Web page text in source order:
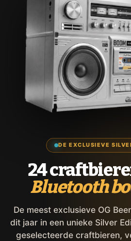
DE EXCLUSIEVE
24
Bluetooth
De meest exclusieve OG
dit jaar in een unieke Silver
geselecteerde craftbieren,